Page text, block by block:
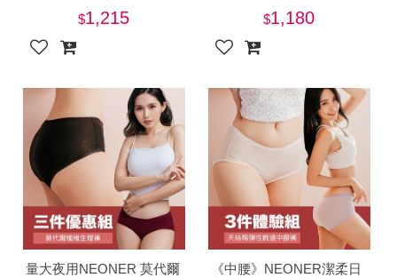
中腰三角抗菌內褲三件特
1,215
特惠組-美1,180
量大夜用NEONER 莫代爾
《中腰》NEONER潔柔日